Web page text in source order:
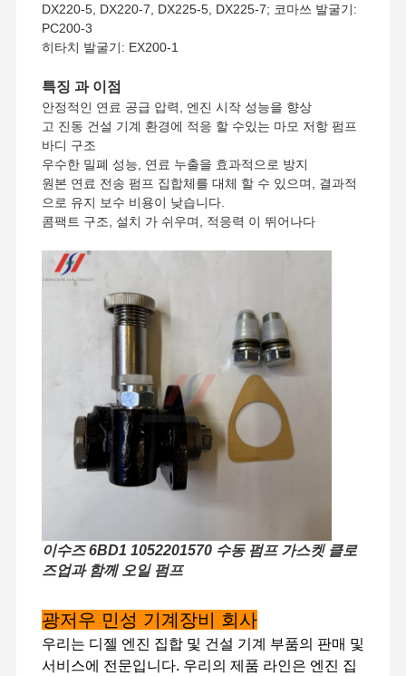
집 제품 VR 쇼
것
DX220-5, DX220-7, DX225-5, DX225-7; 코마쓰 발굴기:
PC200-3
히타치 발굴기: EX200-1
특징 과 이점
안정적인 연료 공급 압력, 엔진 시작 성능을 향상
고 진동 건설 기계 환경에 적응 할 수있는 마모 저항 펌프
바디 구조
우수한 밀폐 성능, 연료 누출을 효과적으로 방지
원본 연료 전송 펌프 집합체를 대체 할 수 있으며, 결과적
으로 유지 보수 비용이 낮습니다.
콤팩트 구조, 설치 가 쉬우며, 적응력 이 뛰어나다
이수즈 6BD1 1052201570 수동 펌프 가스켓 클로
즈업과 함께 오일 펌프
광저우 민성 기계장비 회사
우리는 디젤 엔진 집합 및 건설 기계 부품의 판매 및
서비스에 전문입니다. 우리의 제품 라인은 엔진 집